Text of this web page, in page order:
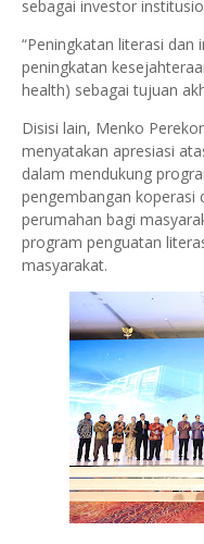
sebagai investor
“Peningkatan literasi dan
peningkatan
health) sebagai tujuan
Disisi lain, Menko
menyatakan apresiasi
dalam mendukung
pengembangan koperasi
perumahan bagi
program penguatan
masyarakat.